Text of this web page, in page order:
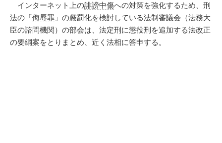
インターネット上の誹謗中傷への対策を強化するため、刑
法の「侮辱罪 」の厳罰化を検討している法制審議会（法務大
臣の諮問機関）の部会は、法定刑に懲役刑を追加する法改正
の要綱案をとりまとめ、近く法相に答申する。